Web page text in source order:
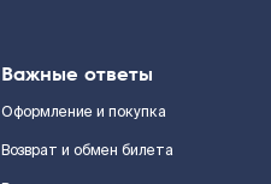
Важные ответы
Оформление и покупка
Возврат и обмен билета